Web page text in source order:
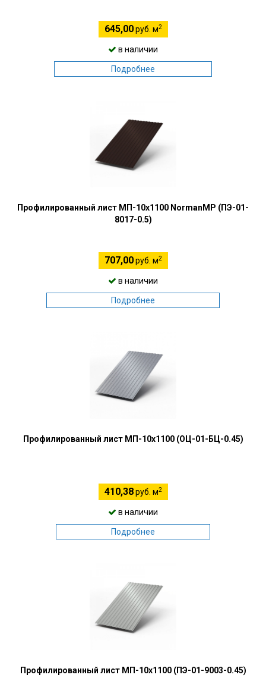
645,00руб. м2
в наличии
Подробнее
Профилированный лист МП-10х1100 NormanMP (ПЭ-01-
8017-0.5)
707,00руб. м2
в наличии
Подробнее
Профилированный лист МП-10х1100 (ОЦ-01-БЦ-0.45)
410,38руб. м2
в наличии
Подробнее
Профилированный лист МП-10х1100 (ПЭ-01-9003-0.45)